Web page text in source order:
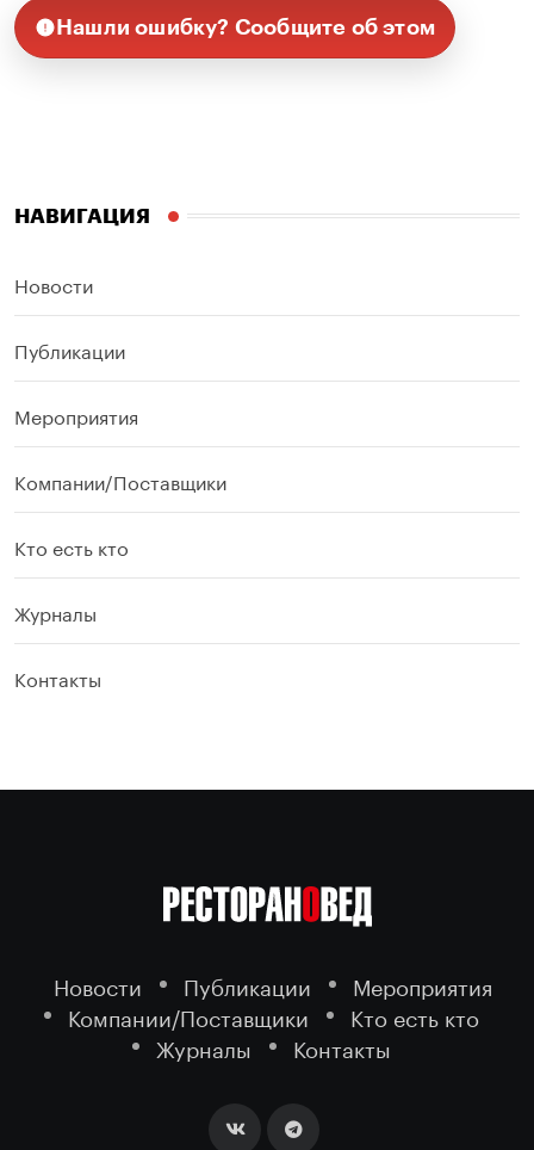
Нашли ошибку? Сообщите об этом
НАВИГАЦИЯ
Новости
Публикации
Мероприятия
Компании/Поставщики
Кто есть кто
Журналы
Контакты
Новости Публикации
Мероприятия
Компании/Поставщики
Кто есть кто
Журналы
Контакты